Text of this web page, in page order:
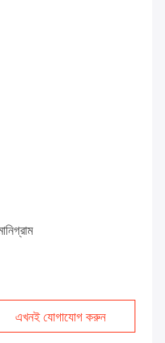
এখনই যোগাযোগ করুন